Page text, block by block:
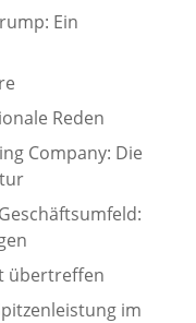
Ein
Reden
Company: Die
übertreffen
im